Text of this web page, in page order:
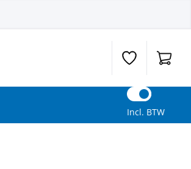
Verlanglijst
Incl. BTW